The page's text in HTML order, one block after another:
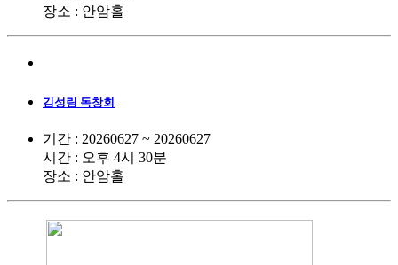
장소 : 안암홀
김성림 독창회
기간 : 20260627 ~ 20260627
시간 : 오후 4시 30분
장소 : 안암홀